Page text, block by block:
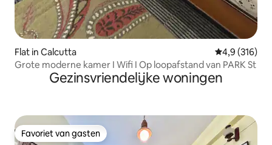
Flat in Calcutta Gemiddelde
4,9 (316)
Grote moderne kamer I Wifi I Op loopafstand van PARK St
Gezinsvriendelijke woningen
Favoriet van gasten
Favoriet van gasten